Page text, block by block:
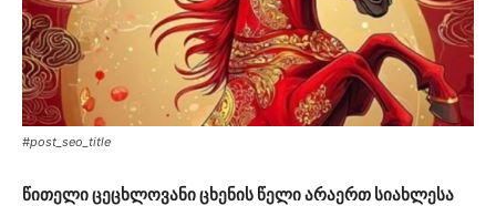
#post_seo_title
წითელი ცეცხლოვანი ცხენის წელი არაერთ სიახლესა